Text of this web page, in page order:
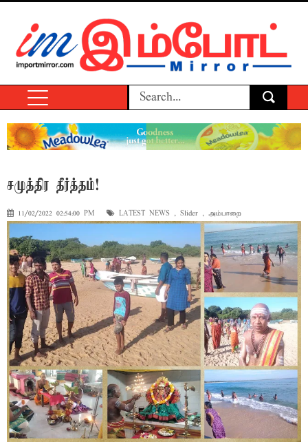
சமுத்திர தீர்த்தம்!
11/02/2022 02:54:00 PM LATEST NEWS , Slider , அம்பாறை